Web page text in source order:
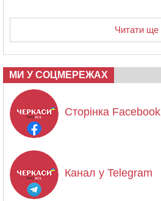
Читати ще
МИ У СОЦМЕРЕЖАХ
Сторінка Facebook
Канал у Telegram